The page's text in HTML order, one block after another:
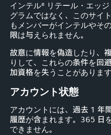
インテル® リテール・エッ
グラムではなく、このサイ
もメンバーがインテルやそ
限は与えられません。
故意に情報を偽造したり、
りして、これらの条件を回
加資格を失うことがあります
アカウント状態
アカウントには、過去 1 年
履歴が含まれます。365 日
できません。